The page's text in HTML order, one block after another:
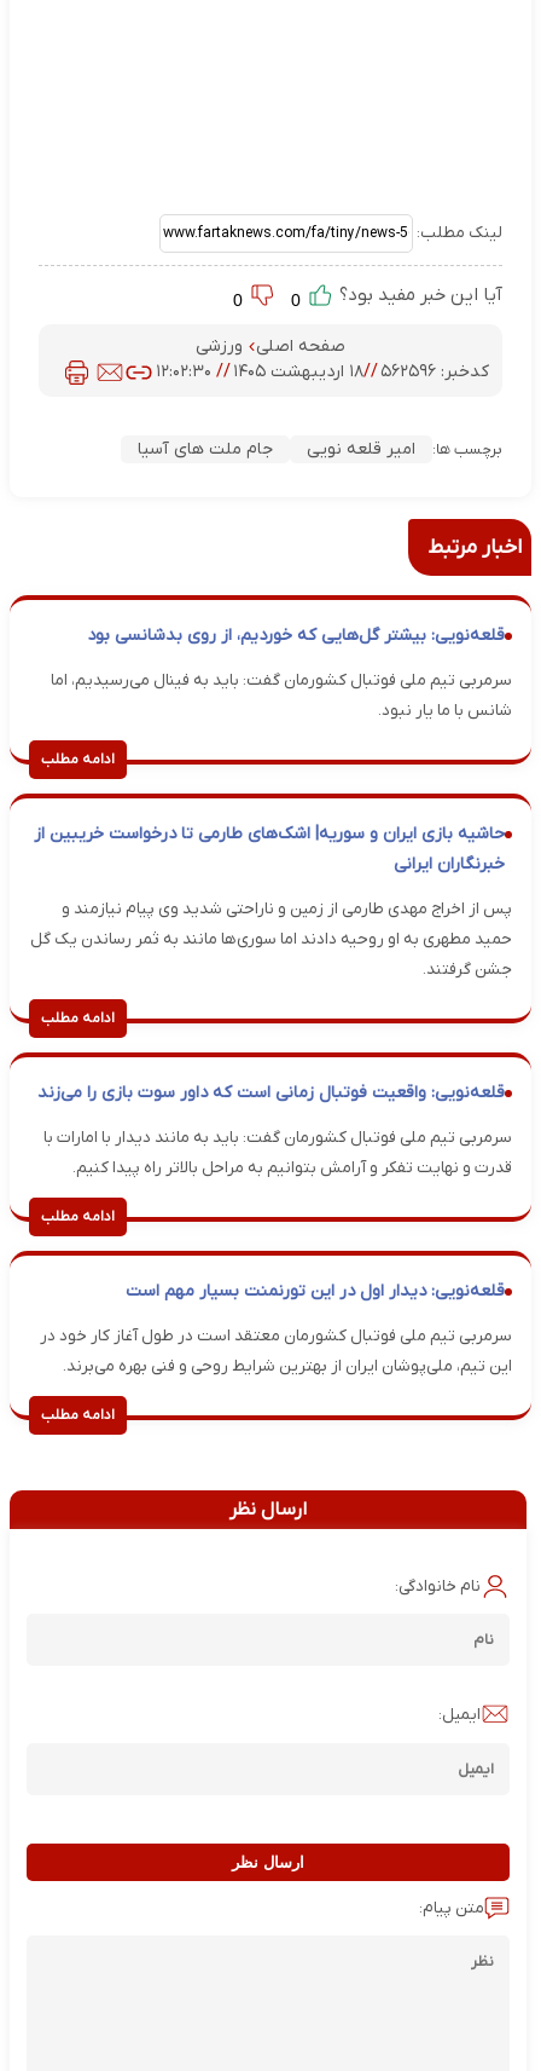
لینک مطلب:
آیا این خبر مفید بود؟
صفحه اصلی
ورزشی
کدخبر: ۵۶۲۵۹۶ //۱۸ اردیبهشت ۱۴۰۵ // ۱۲:۰۲:۳۰
برچسب ها: امیر قلعه نویی جام ملت های آسیا
اخبار مرتبط
قلعه‌نویی: بیشتر گل‌هایی که خوردیم، از روی بدشانسی بود
سرمربی تیم ملی فوتبال کشورمان گفت: باید به فینال می‌رسیدیم، اما
شانس با ما یار نبود.
ادامه مطلب
حاشیه بازی ایران و سوریه| اشک‌های طارمی تا درخواست خریبین از
خبرنگاران ایرانی
پس از اخراج مهدی طارمی از زمین و ناراحتی شدید وی پیام نیازمند و
حمید مطهری به او روحیه دادند اما سوری‌ها مانند به ثمر رساندن یک گل
جشن گرفتند.
ادامه مطلب
قلعه‌نویی: واقعیت فوتبال زمانی است که داور سوت بازی را می‌زند
سرمربی تیم ملی فوتبال کشورمان گفت: باید به مانند دیدار با امارات با
قدرت و نهایت تفکر و آرامش بتوانیم به مراحل بالاتر راه پیدا کنیم.
ادامه مطلب
قلعه‌نویی: دیدار اول در این تورنمنت بسیار مهم است
سرمربی تیم ملی فوتبال کشورمان معتقد است در طول آغاز کار خود در
این تیم، ملی‌پوشان ایران از بهترین شرایط روحی و فنی بهره می‌برند.
ادامه مطلب
ارسال نظر
نام خانوادگی:
ایمیل:
ارسال نظر
متن پیام: